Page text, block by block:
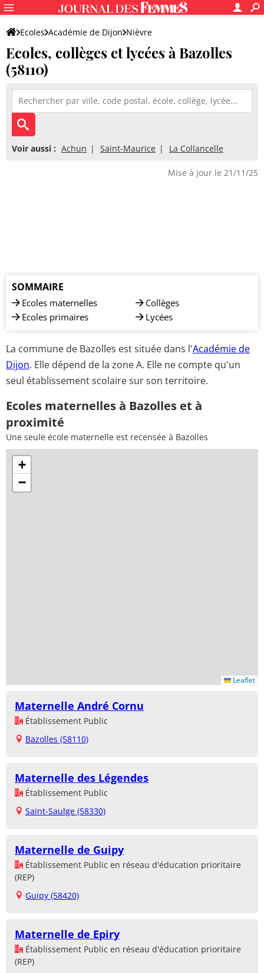
Ecoles Académie de Dijon Nièvre
Ecoles, collèges et lycées à Bazolles
(58110)
Voir aussi : Achun Saint-Maurice La Collancelle
Mise à jour le 21/11/25
SOMMAIRE
Ecoles maternelles
Ecoles primaires
Collèges
Lycées
La commune de Bazolles est située dans l'Académie de
Dijon. Elle dépend de la zone A. Elle ne compte qu'un
seul établissement scolaire sur son territoire.
Ecoles maternelles à Bazolles et à
proximité
Une seule école maternelle est recensée à Bazolles
+
−
Leaflet
Maternelle André Cornu
Établissement Public
Bazolles (58110)
Maternelle des Légendes
Établissement Public
Saint-Saulge (58330)
Maternelle de Guipy
Établissement Public en réseau d'éducation prioritaire
(REP)
Guipy (58420)
Maternelle de Epiry
Établissement Public en réseau d'éducation prioritaire
(REP)